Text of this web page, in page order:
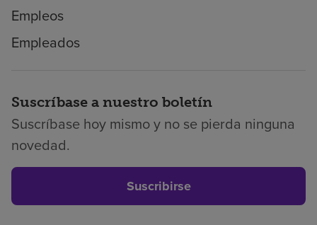
Empleos
Empleados
Suscríbase a nuestro boletín
Suscríbase hoy mismo y no se pierda ninguna
novedad.
Suscribirse